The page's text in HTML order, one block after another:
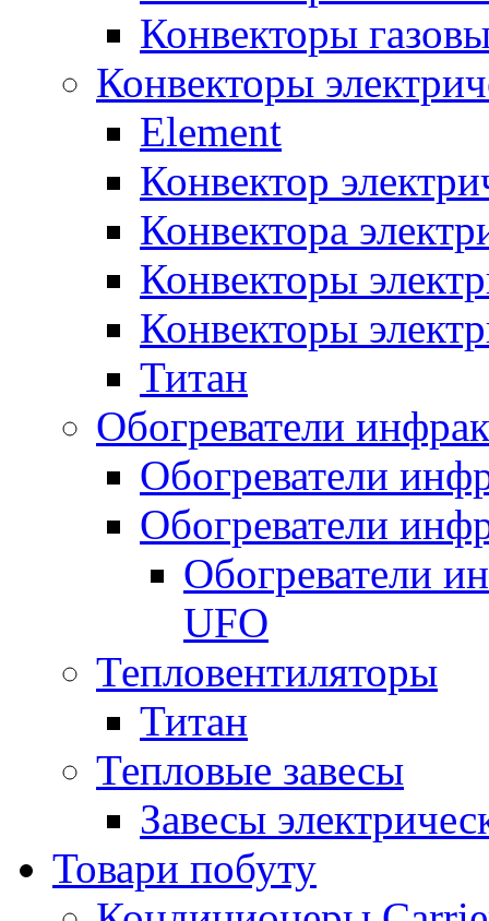
Конвекторы
Конвекторы
Element
Конвектор
Конвектора
Конвекторы
Конвекторы
Титан
Обогреватели
Обогреватели
Обогреватели
Обогреватели
UFO
Тепловентиляторы
Титан
Тепловые завесы
Завесы
Товари побуту